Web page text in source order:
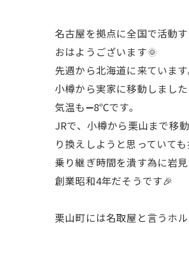
名古屋を拠点に全国で活動
おはようございます🌞
先週から北海道に来ています
小樽から実家に移動しまし
気温も➖8℃です。
JRで、小樽から栗山まで移
り換えしようと思っていて
乗り継ぎ時間を潰す為に岩
創業昭和4年だそうです🎉
栗山町には名取屋と言うホ